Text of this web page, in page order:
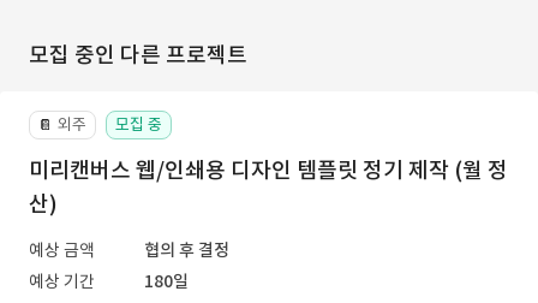
모집 중인 다른 프로젝트
📔 외주 모집 중
미리캔버스 웹/인쇄용 디자인 템플릿 정기 제작 (월 정
산)
예상 금액
협의 후 결정
예상 기간
180일